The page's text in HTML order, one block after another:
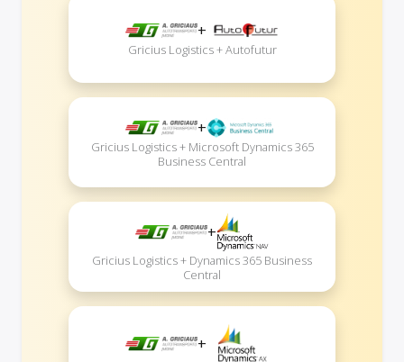
+
Gricius Logistics + Autofutur
+
Gricius Logistics + Microsoft Dynamics 365
Business Central
+
Gricius Logistics + Dynamics 365 Business
Central
+